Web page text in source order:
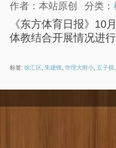
作者：本站原创 分类：
《东方体育日报》10
体教结合开展情况进行
标签: 徐汇区, 朱建锋, 华理大附小, 五子棋,